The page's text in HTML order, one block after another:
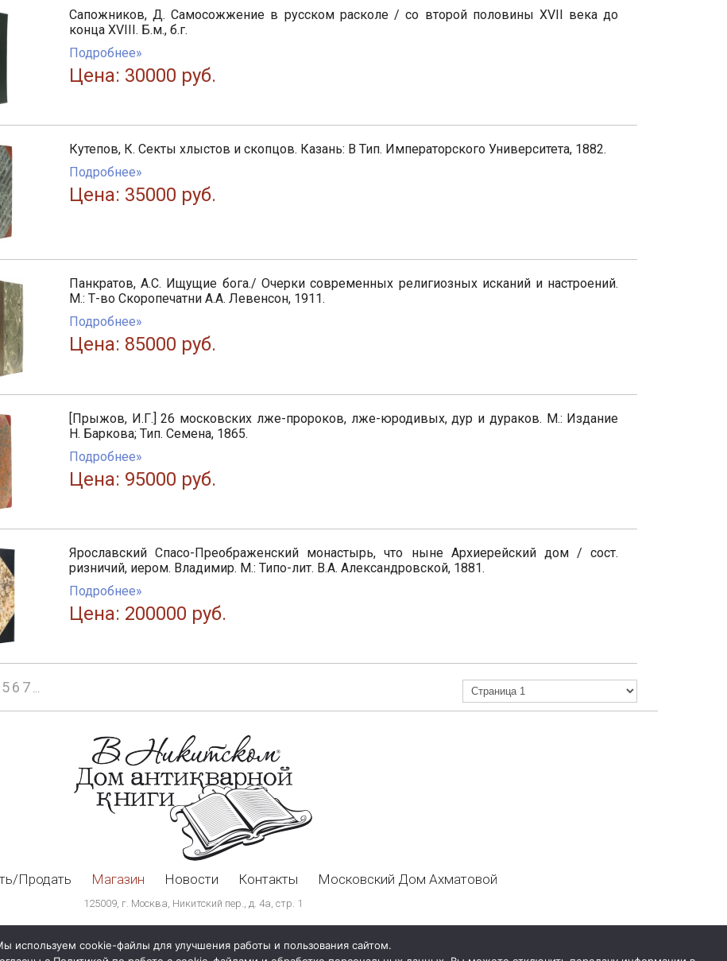
Сапожников, Д. Самосожжение в русском расколе / со второй половины XVII века до
конца XVIII. Б.м., б.г.
Подробнее»
Цена: 30000 руб.
Кутепов, К. Секты хлыстов и скопцов. Казань: В Тип. Императорского Университета, 1882.
Подробнее»
Цена: 35000 руб.
Панкратов, А.С. Ищущие бога./ Очерки современных религиозных исканий и настроений.
М.: Т-во Скоропечатни А.А. Левенсон, 1911.
Подробнее»
Цена: 85000 руб.
[Прыжов, И.Г.] 26 московских лже-пророков, лже-юродивых, дур и дураков. М.: Издание
Н. Баркова; Тип. Семена, 1865.
Подробнее»
Цена: 95000 руб.
Ярославский Спасо-Преображенский монастырь, что ныне Архиерейский дом / сост.
ризничий, иером. Владимир. М.: Типо-лит. В.А. Александровской, 1881.
Подробнее»
Цена: 200000 руб.
5 6 7 ...
Продать Магазин Новости Контакты Московский Дом Ахматовой
125009, г. Москва, Никитский пер., д. 4а, стр. 1
используем cookie-файлы для улучшения работы и пользования сайтом.